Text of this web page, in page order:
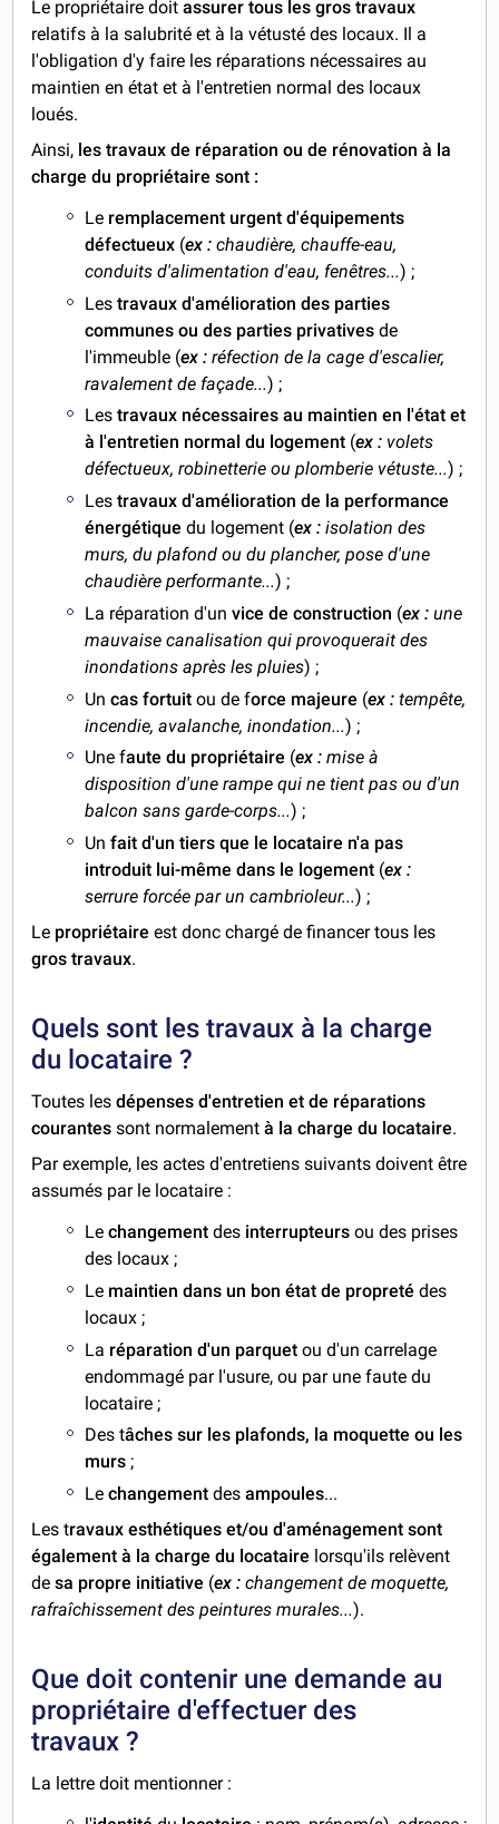
Le propriétaire doitassurer tous les gros travaux
relatifs à la salubrité et à la vétusté des locaux. Il a
l'obligation d'y faire les réparations nécessaires au
maintien en état et à l'entretien normal des locaux
loués.
Ainsi, les travaux de réparation ou de rénovation à la
charge du propriétaire sont :
Le remplacement urgent d'équipements
défectueux (ex : chaudière, chauffe-eau,
conduits d'alimentation d'eau, fenêtres...) ;
Lestravaux d'amélioration des parties
communes ou des parties privativesde
l'immeuble (ex : réfection de la cage d'escalier,
ravalement de façade...) ;
Lestravaux nécessaires au maintien en l'état et
à l'entretien normal du logement (ex : volets
défectueux, robinetterie ou plomberie vétuste...) ;
Les travaux d'amélioration de la performance
énergétique du logement (ex : isolation des
murs, du plafond ou du plancher, pose d'une
chaudière performante...) ;
La réparation d'un vice de construction (ex :une
mauvaise canalisation qui provoquerait des
inondations après les pluies) ;
Uncas fortuit ou de force majeure (ex : tempête,
incendie, avalanche, inondation...) ;
Une faute du propriétaire (ex :mise à
disposition d'une rampe qui ne tient pas ou d'un
balcon sans garde-corps...) ;
Unfait d'un tiers que le locataire n'a pas
introduit lui-même dans le logement (ex :
serrure forcée par un cambrioleur...) ;
Le propriétaire est donc chargé de financer tous les
gros travaux.
Quels sont les travaux à la charge
du locataire ?
Toutes lesdépenses d'entretien et de réparations
courantes sont normalementà la charge du locataire.
Par exemple, les actes d'entretiens suivants doivent être
assumés par le locataire :
Lechangementdes interrupteurs ou des prises
des locaux ;
Le maintien dans un bon état de propretédes
locaux ;
La réparation d'un parquet ou d'un carrelage
endommagé par l'usure, ou par une faute du
locataire ;
Des tâches sur les plafonds, la moquette ou les
murs ;
Lechangementdesampoules...
Les travaux esthétiques et/ou d'aménagement sont
également à la charge du locataire lorsqu'ils relèvent
de sa propre initiative (ex :changement de moquette,
rafraîchissement des peintures murales...).
Que doit contenir une demande au
propriétaire d'effectuer des
travaux ?
La lettre doit mentionner :